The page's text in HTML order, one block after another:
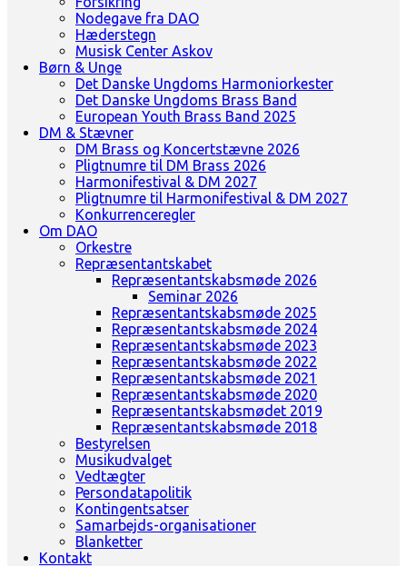
Nodegave fra DAO
Hæderstegn
Musisk Center Askov
Børn & Unge
Det Danske Ungdoms Harmoniorkester
Det Danske Ungdoms Brass Band
European Youth Brass Band 2025
DM & Stævner
DM Brass og Koncertstævne 2026
Pligtnumre til DM Brass 2026
Harmonifestival & DM 2027
Pligtnumre til Harmonifestival & DM 2027
Konkurrenceregler
Om DAO
Orkestre
Repræsentantskabet
Repræsentantskabsmøde 2026
Seminar 2026
Repræsentantskabsmøde 2025
Repræsentantskabsmøde 2024
Repræsentantskabsmøde 2023
Repræsentantskabsmøde 2022
Repræsentantskabsmøde 2021
Repræsentantskabsmøde 2020
Repræsentantskabsmødet 2019
Repræsentantskabsmøde 2018
Bestyrelsen
Musikudvalget
Vedtægter
Persondatapolitik
Kontingentsatser
Samarbejds-organisationer
Blanketter
Kontakt